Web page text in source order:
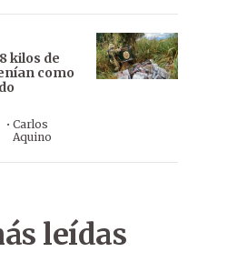
kilos de
como
· Carlos
Aquino
leídas